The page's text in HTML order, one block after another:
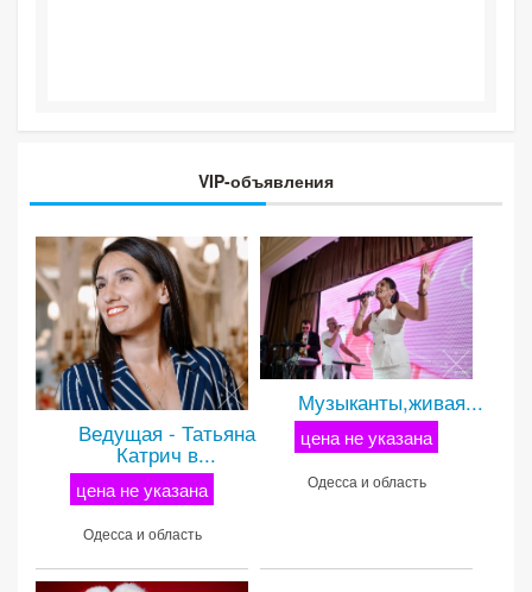
VIP-объявления
Ведущая - Татьяна
Катрич в...
цена не указана
Одесса и область
Музыканты,живая...
цена не указана
Одесса и область